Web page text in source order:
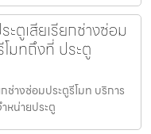
ตูเสียเรียกช่างซ่อม
มทถึงที่ ประตู
ช่างซ่อมประตูรีโมท บริการ
หน่ายประตู